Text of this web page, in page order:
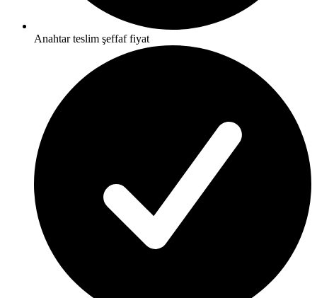
Anahtar teslim şeffaf fiyat